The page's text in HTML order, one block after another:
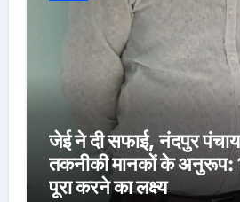
जेई ने दी सफाई, नंदपुर
तकनीकी मानकों के
पूरा करने का लक्ष्य